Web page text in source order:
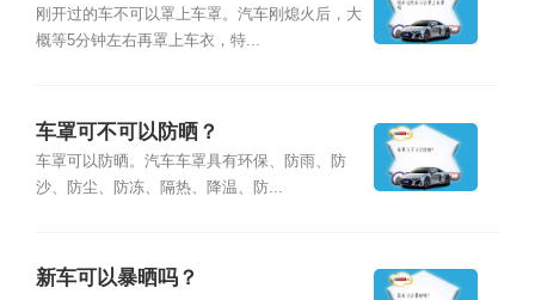
刚开过的车不可以罩上车罩。汽车刚熄火后，大
概等5分钟左右再罩上车衣，特...
车罩可不可以防晒？
车罩可以防晒。汽车车罩具有环保、防雨、防
沙、防尘、防冻、隔热、降温、防...
新车可以暴晒吗？